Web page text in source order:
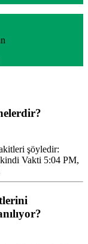
şöyledir:
Vakti 5:04 PM,